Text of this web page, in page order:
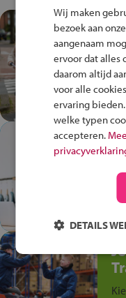
en
Wij maken
bezoek aan
aangenaam
ervoor dat alles
daarom altijd
voor alle
ervaring
welke typen
accepteren.
DETAILS